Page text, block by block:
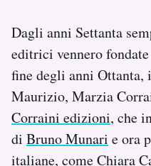
Dagli anni Settanta
editrici vennero
fine degli anni Ottanta,
Maurizio, Marzia
Corraini edizioni, che
di Bruno Munari e ora
italiane, come Chiara